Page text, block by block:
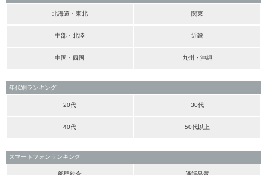
北海道・東北 関東
中部・北陸 近畿
中国・四国 九州・沖縄
年代別ランキング
20代 30代
40代 50代以上
スマートフォンランキング